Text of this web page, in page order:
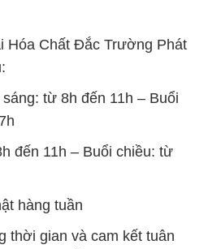
Hóa Chất Đắc Trường Phát
từ 8h đến 11h – Buổi
đến 11h – Buổi chiều: từ
hàng tuần
thời gian và cam kết tuân